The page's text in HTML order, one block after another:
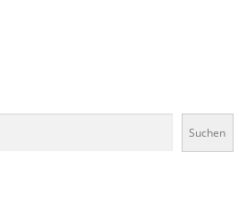
Suchen